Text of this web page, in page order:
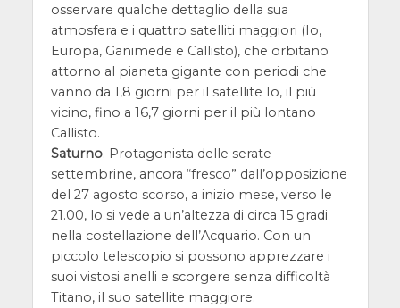
osservare qualche dettaglio della sua
atmosfera e i quattro satelliti maggiori (Io,
Europa, Ganimede e Callisto), che orbitano
attorno al pianeta gigante con periodi che
vanno da 1,8 giorni per il satellite Io, il più
vicino, fino a 16,7 giorni per il più lontano
Callisto.
Saturno. Protagonista delle serate
settembrine, ancora “fresco” dall’opposizione
del 27 agosto scorso, a inizio mese, verso le
21.00, lo si vede a un’altezza di circa 15 gradi
nella costellazione dell’Acquario. Con un
piccolo telescopio si possono apprezzare i
suoi vistosi anelli e scorgere senza difficoltà
Titano, il suo satellite maggiore.